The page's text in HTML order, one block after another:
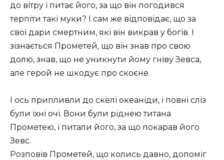
до вітру і питає його, за що він погодився
терпіти такі муки? І сам же відповідає, що за
свої дари смертним, які він викрав у богів. І
зізнається Прометей, що він знав про свою
долю, знав, що не уникнути йому гніву Зевса,
але герой не шкодує про скоєне.
І ось припливли до скелі океаніди, і повні сліз
були їхні очі. Вони були ріднею титана
Прометею, і питали його, за що покарав його
Зевс.
Розповів Прометей, що колись давно, допоміг